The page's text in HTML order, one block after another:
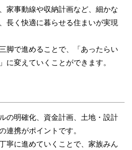
家事動線や収納計画など、細かな
長く快適に暮らせる住まいが実現
脚で進めることで、「あったらい
に変えていくことができます。
の明確化、資金計画、土地・設計
連携がポイントです。
寧に進めていくことで、家族みん